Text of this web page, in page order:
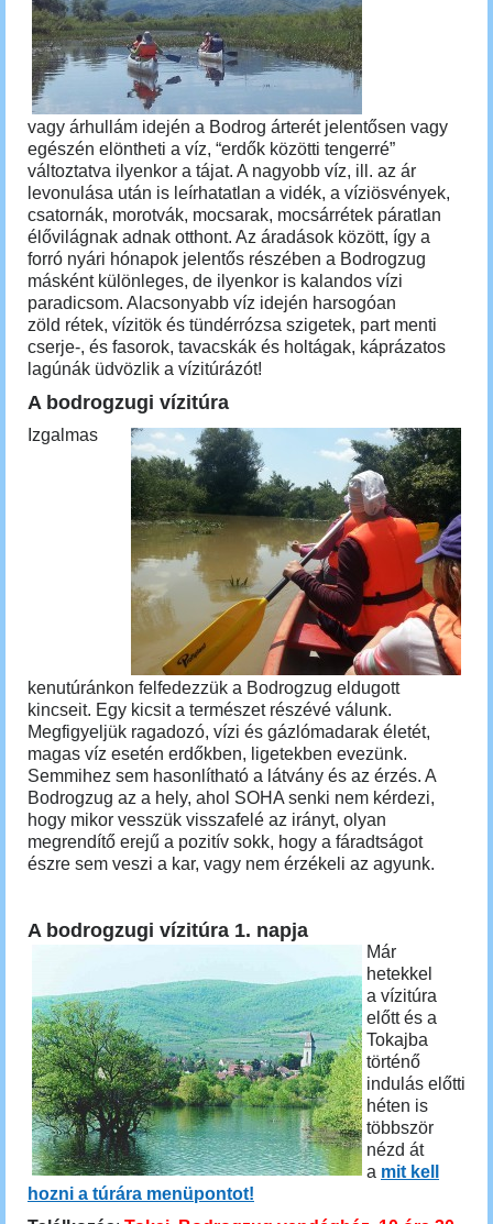
vagy árhullám idején a Bodrog árterét jelentősen vagy
egészén elöntheti a víz, “erdők közötti tengerré”
változtatva ilyenkor a tájat. A nagyobb víz, ill. az ár
levonulása után is leírhatatlan a vidék, a víziösvények,
csatornák, morotvák, mocsarak, mocsárrétek páratlan
élővilágnak adnak otthont. Az áradások között, így a
forró nyári hónapok jelentős részében a Bodrogzug
másként különleges, de ilyenkor is kalandos vízi
paradicsom. Alacsonyabb víz idején harsogóan
zöld rétek, vízitök és tündérrózsa szigetek, part menti
cserje-, és fasorok, tavacskák és holtágak, káprázatos
lagúnák üdvözlik a vízitúrázót!
A bodrogzugi vízitúra
Izgalmas
kenutúránkon felfedezzük a Bodrogzug eldugott
kincseit. Egy kicsit a természet részévé válunk.
Megfigyeljük ragadozó, vízi és gázlómadarak életét,
magas víz esetén erdőkben, ligetekben evezünk.
Semmihez sem hasonlítható a látvány és az érzés. A
Bodrogzug az a hely, ahol SOHA senki nem kérdezi,
hogy mikor vesszük visszafelé az irányt, olyan
megrendítő erejű a pozitív sokk, hogy a fáradtságot
észre sem veszi a kar, vagy nem érzékeli az agyunk.
A bodrogzugi vízitúra 1. napja
Már
hetekkel
a vízitúra
előtt és a
Tokajba
történő
indulás előtti
héten is
többször
nézd át
a mit kell
hozni a túrára menüpontot!